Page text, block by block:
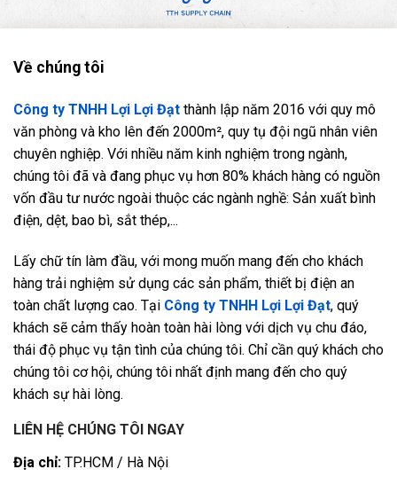
Về chúng tôi
Công ty TNHH Lợi Lợi Đạt thành lập năm 2016 với quy mô
văn phòng và kho lên đến 2000m², quy tụ đội ngũ nhân viên
chuyên nghiệp. Với nhiều năm kinh nghiệm trong ngành,
chúng tôi đã và đang phục vụ hơn 80% khách hàng có nguồn
vốn đầu tư nước ngoài thuộc các ngành nghề: Sản xuất bình
điện, dệt, bao bì, sắt thép,...
Lấy chữ tín làm đầu, với mong muốn mang đến cho khách
hàng trải nghiệm sử dụng các sản phẩm, thiết bị điện an
toàn chất lượng cao. Tại Công ty TNHH Lợi Lợi Đạt, quý
khách sẽ cảm thấy hoàn toàn hài lòng với dịch vụ chu đáo,
thái độ phục vụ tận tình của chúng tôi. Chỉ cần quý khách cho
chúng tôi cơ hội, chúng tôi nhất định mang đến cho quý
khách sự hài lòng.
LIÊN HỆ CHÚNG TÔI NGAY
Địa chỉ: TP.HCM / Hà Nội